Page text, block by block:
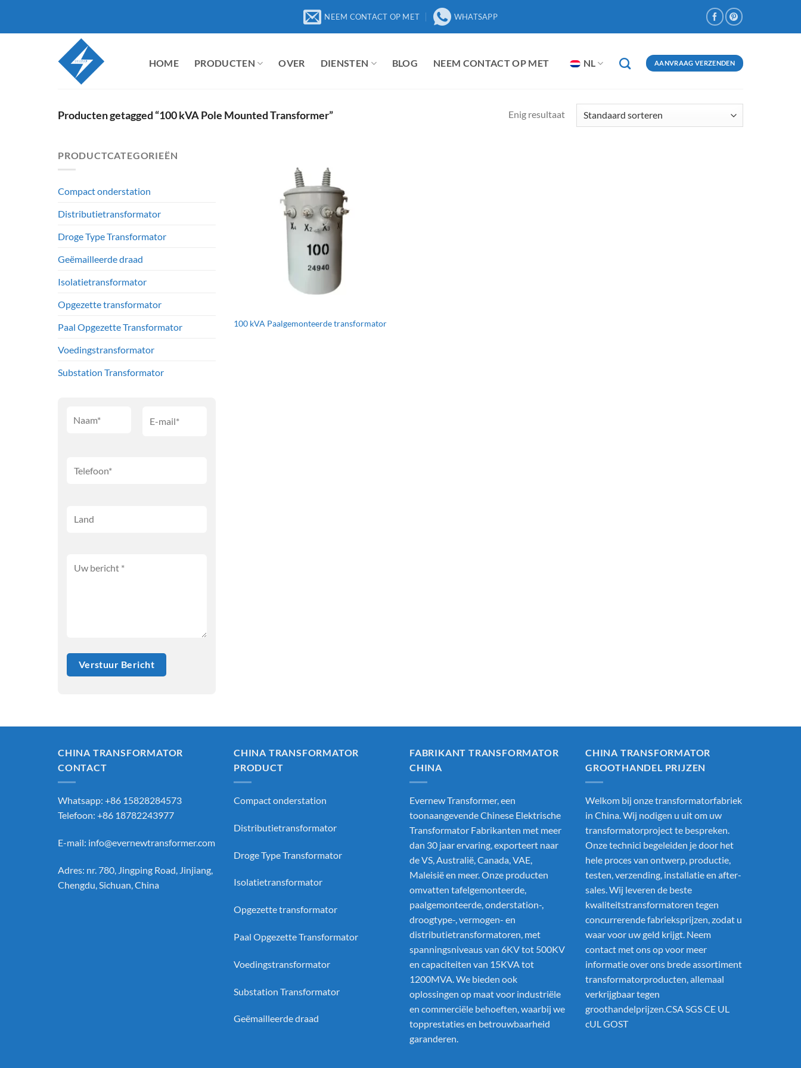
inhoud
NEEM CONTACT OP MET WHATSAPP
HOME PRODUCTEN OVER DIENSTEN BLOG NEEM CONTACT OP MET NL AANVRAAG VERZENDEN
Producten getagged “100 kVA Pole Mounted Transformer” Enig resultaat
PRODUCTCATEGORIEËN
Compact onderstation
Distributietransformator
Droge Type Transformator
Geëmailleerde draad
Isolatietransformator
Opgezette transformator
Paal Opgezette Transformator
Voedingstransformator
Substation Transformator
100 kVA Paalgemonteerde transformator
CHINA TRANSFORMATOR
CONTACT
Whatsapp: +86 15828284573
Telefoon: +86 18782243977
E-mail: info@evernewtransformer.com
Adres: nr. 780, Jingping Road, Jinjiang,
Chengdu, Sichuan, China
CHINA TRANSFORMATOR
PRODUCT
Compact onderstation
Distributietransformator
Droge Type Transformator
Isolatietransformator
Opgezette transformator
Paal Opgezette Transformator
Voedingstransformator
Substation Transformator
Geëmailleerde draad
FABRIKANT TRANSFORMATOR
CHINA
Evernew Transformer, een
toonaangevendeChinese Elektrische
Transformator Fabrikanten met meer
dan 30 jaar ervaring, exporteert naar
de VS, Australië, Canada, VAE,
Maleisië en meer. Onze producten
omvatten tafelgemonteerde,
paalgemonteerde, onderstation-,
droogtype-, vermogen- en
distributietransformatoren, met
spanningsniveaus van 6KV tot 500KV
en capaciteiten van 15KVA tot
1200MVA. We bieden ook
oplossingen op maat voor industriële
en commerciële behoeften, waarbij we
topprestaties en betrouwbaarheid
garanderen.
CHINA TRANSFORMATOR
GROOTHANDEL PRIJZEN
Welkom bij onze transformatorfabriek
in China. Wij nodigen u uit om uw
transformatorproject te bespreken.
Onze technici begeleiden je door het
hele proces van ontwerp, productie,
testen, verzending, installatie en after-
sales. Wij leveren de beste
kwaliteitstransformatoren tegen
concurrerende fabrieksprijzen, zodat u
waar voor uw geld krijgt. Neem
contact met ons op voor meer
informatie over ons brede assortiment
transformatorproducten, allemaal
verkrijgbaar tegen
groothandelprijzen.CSA SGS CE UL
cUL GOST